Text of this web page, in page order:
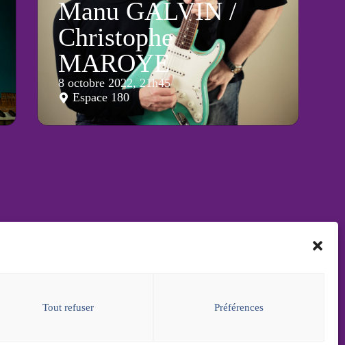
Tout refuser Préférences
Manu GALVIN /
Christophe
MAROYE
8 octobre 2022, 21h45
Espace 180
Marmande. Tél. : 05 53 64 44 44